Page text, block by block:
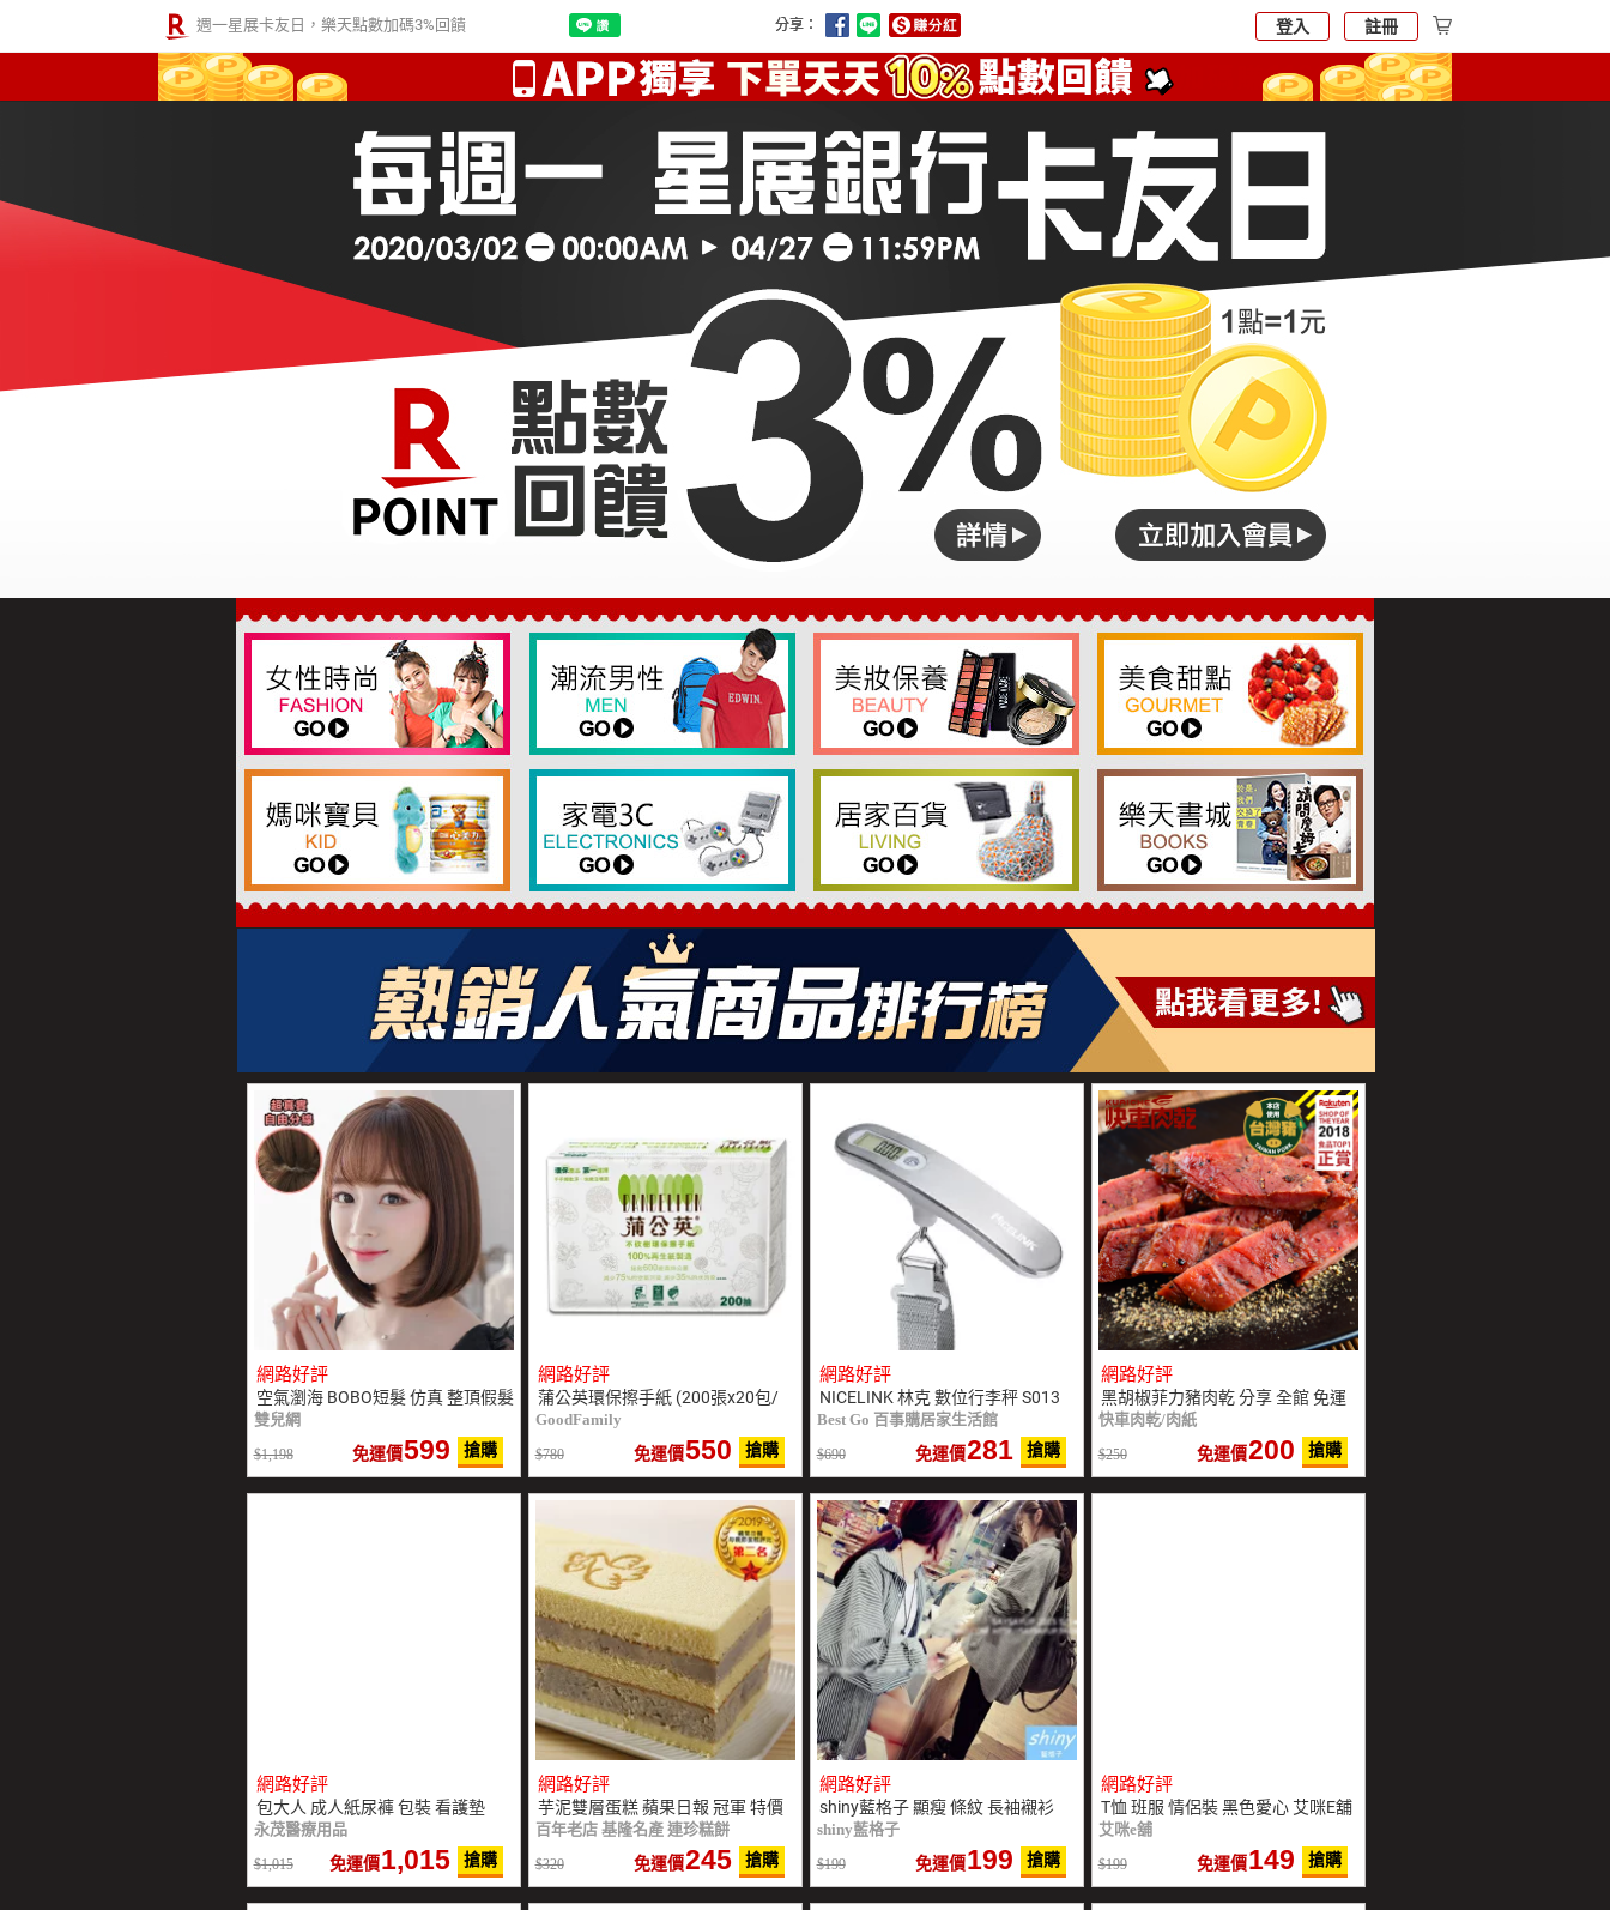
登入 註冊
週一星展卡友日，樂天點數加碼3%回饋
網路好評
空氣瀏海 BOBO短髮 仿真 整頂假髮
雙兒網
1,198 免運價599 搶購
網路好評
蒲公英環保擦手紙 (200張x20包/
箱)
GoodFamily
780 免運價550 搶購
網路好評
NICELINK 林克 數位行李秤 S013
Best Go 百事購居家生活館
690 免運價281 搶購
網路好評
黑胡椒菲力豬肉乾 分享 全館 免運
快車肉乾/肉紙
250 免運價200 搶購
網路好評
包大人 成人紙尿褲 包裝 看護墊
永茂醫療用品
1,015 免運價1,015 搶購
網路好評
芋泥雙層蛋糕 蘋果日報 冠軍 特價
百年老店 基隆名產 連珍糕餅
320 免運價245 搶購
網路好評
shiny藍格子 顯瘦 條紋 長袖襯衫
shiny藍格子
199 免運價199 搶購
網路好評
T恤 班服 情侶裝 黑色愛心 艾咪E舖
艾咪e舖
199 免運價149 搶購